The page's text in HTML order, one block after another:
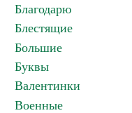
Благодарю
Блестящие
Большие
Буквы
Валентинки
Военные